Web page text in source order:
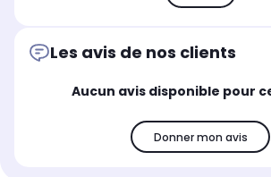
Les avis de nos clients
Aucun avis disponible pour
Donner mon avis